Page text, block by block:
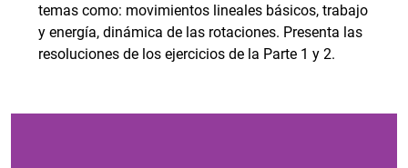
temas como: movimientos lineales básicos, trabajo
y energía, dinámica de las rotaciones. Presenta las
resoluciones de los ejercicios de la Parte 1 y 2.